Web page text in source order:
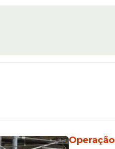
Operação